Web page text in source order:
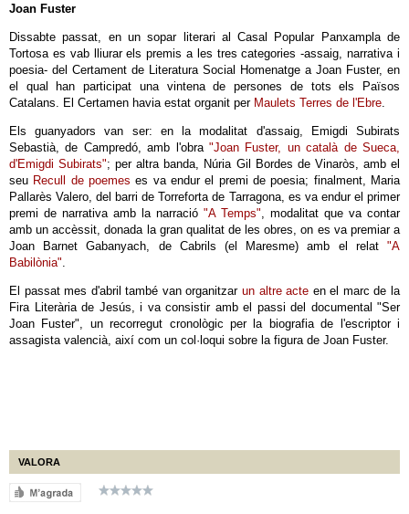
Joan Fuster
Dissabte passat, en un sopar literari al Casal Popular Panxampla de
Tortosa es vab lliurar els premis a les tres categories -assaig, narrativa i
poesia- del Certament de Literatura Social Homenatge a Joan Fuster, en
el qual han participat una vintena de persones de tots els Països
Catalans. El Certamen havia estat organit per Maulets Terres de l'Ebre.
Els guanyadors van ser: en la modalitat d'assaig, Emigdi Subirats
Sebastià, de Campredó, amb l'obra "Joan Fuster, un català de Sueca,
d'Emigdi Subirats"; per altra banda, Núria Gil Bordes de Vinaròs, amb el
seu Recull de poemes es va endur el premi de poesia; finalment, Maria
Pallarès Valero, del barri de Torreforta de Tarragona, es va endur el primer
premi de narrativa amb la narració "A Temps", modalitat que va contar
amb un accèssit, donada la gran qualitat de les obres, on es va premiar a
Joan Barnet Gabanyach, de Cabrils (el Maresme) amb el relat "A
Babilònia".
El passat mes d'abril també van organitzar un altre acte en el marc de la
Fira Literària de Jesús, i va consistir amb el passi del documental "Ser
Joan Fuster", un recorregut cronològic per la biografia de l'escriptor i
assagista valencià, així com un col·loqui sobre la figura de Joan Fuster.
VALORA